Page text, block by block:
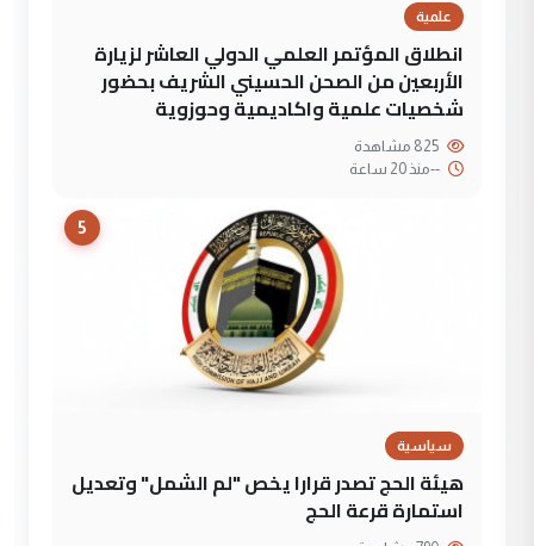
علمية
انطلاق المؤتمر العلمي الدولي العاشر لزيارة
الأربعين من الصحن الحسيني الشريف بحضور
شخصيات علمية واكاديمية وحوزوية
--منذ 20 ساعة
5
سياسية
هيئة الحج تصدر قرارا يخص "لم الشمل" وتعديل
استمارة قرعة الحج